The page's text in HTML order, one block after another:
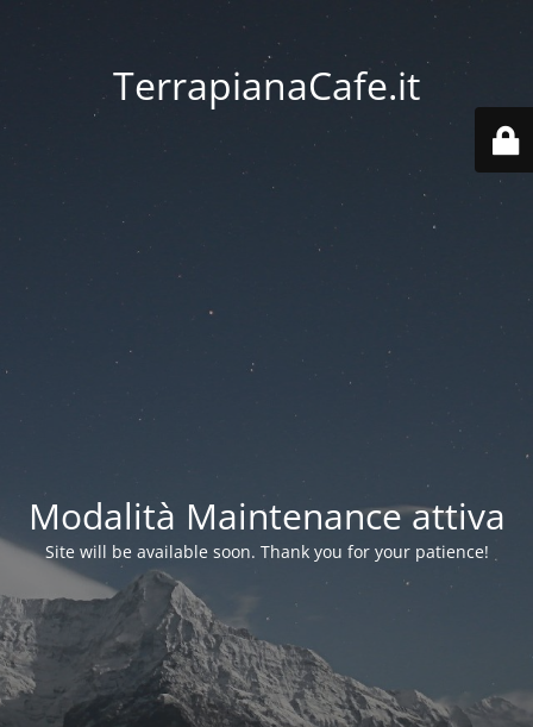
TerrapianaCafe.it
Modalità Maintenance attiva
Site will be available soon. Thank you for your patience!